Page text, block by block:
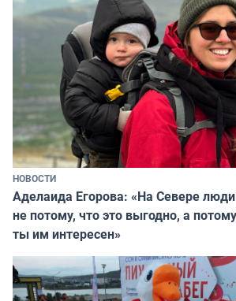
НОВОСТИ
Аделаида Егорова: «На Севере
не потому, что это выгодно, а
ты им интересен»